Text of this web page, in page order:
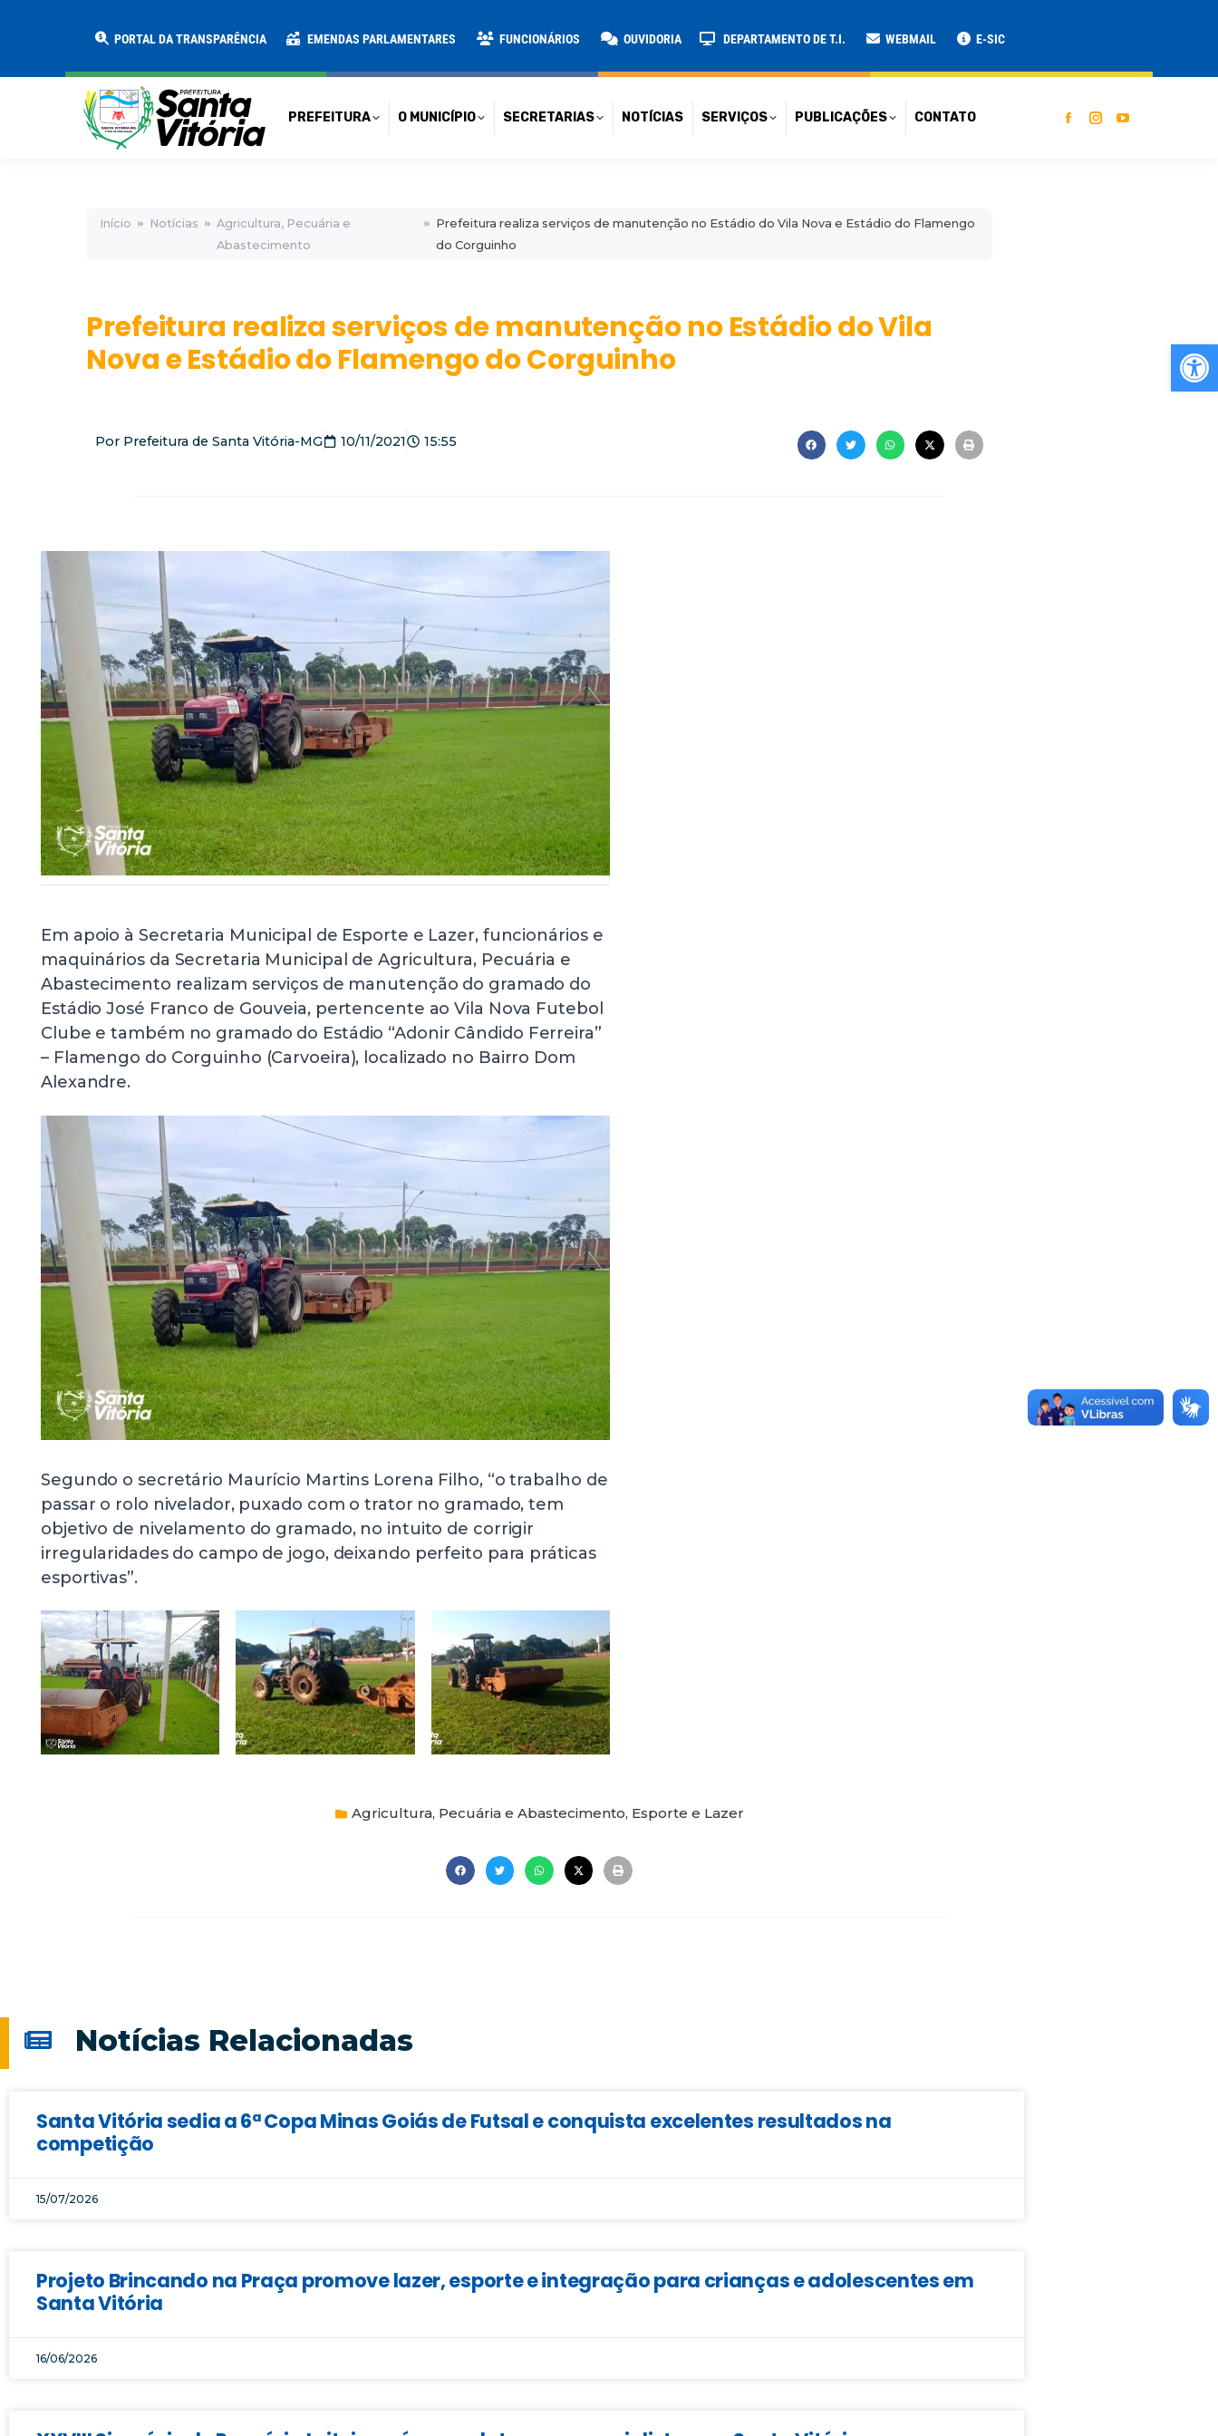
PORTAL DA TRANSPARÊNCIA EMENDAS PARLAMENTARES FUNCIONÁRIOS OUVIDORIA DEPARTAMENTO DE T.I. WEBMAIL E-SIC
PREFEITURA O MUNICÍPIO SECRETARIAS NOTÍCIAS SERVIÇOS PUBLICAÇÕES CONTATO
Início Notícias
Agricultura, Pecuária e
Abastecimento
Prefeitura realiza serviços de manutenção no Estádio do Vila Nova e Estádio do Flamengo
do Corguinho
Prefeitura realiza serviços de manutenção no Estádio do Vila
Nova e Estádio do Flamengo do Corguinho
Por Prefeitura de Santa Vitória-MG 10/11/2021 15:55
Em apoio à Secretaria Municipal de Esporte e Lazer, funcionários e
maquinários da Secretaria Municipal de Agricultura, Pecuária e
Abastecimento realizam serviços de manutenção do gramado do
Estádio José Franco de Gouveia, pertencente ao Vila Nova Futebol
Clube e também no gramado do Estádio “Adonir Cândido Ferreira”
– Flamengo do Corguinho (Carvoeira), localizado no Bairro Dom
Alexandre.
Segundo o secretário Maurício Martins Lorena Filho, “o trabalho de
passar o rolo nivelador, puxado com o trator no gramado, tem
objetivo de nivelamento do gramado, no intuito de corrigir
irregularidades do campo de jogo, deixando perfeito para práticas
esportivas”.
Agricultura, Pecuária e Abastecimento, Esporte e Lazer
Notícias Relacionadas
Santa Vitória sedia a 6ª Copa Minas Goiás de Futsal e conquista excelentes resultados na
competição
15/07/2026
Projeto Brincando na Praça promove lazer, esporte e integração para crianças e adolescentes em
Santa Vitória
16/06/2026